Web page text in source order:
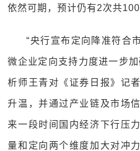
依然可期，预计仍有2次共
“央行宣布定向降准符合
微企业定向支持力度进一步
析师王青对《证券日报》记
升温，并通过产业链及市场
来一段时间国内经济下行压
量和定向两个维度加大对冲